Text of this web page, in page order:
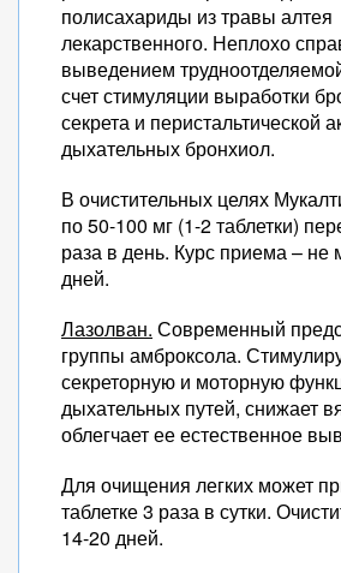
полисахариды из травы алтея
лекарственного. Неплохо
выведением
счет стимуляции выработки
секрета и перистальтической
дыхательных бронхиол.
В очистительных целях
по 50-100 мг (1-2 таблетки)
раза в день. Курс приема –
дней.
Лазолван. Современный
группы амброксола.
секреторную и моторную
дыхательных путей, снижает
облегчает ее естественное
Для очищения легких может
таблетке 3 раза в сутки.
14-20 дней.